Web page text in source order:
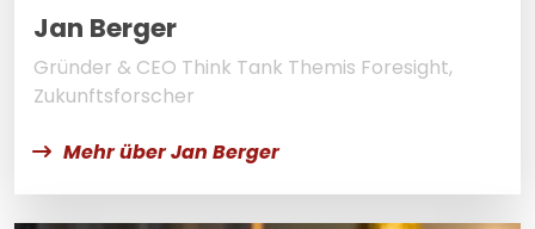
Jan Berger
Gründer & CEO Think Tank Themis Foresight,
Zukunftsforscher
Mehr über Jan Berger